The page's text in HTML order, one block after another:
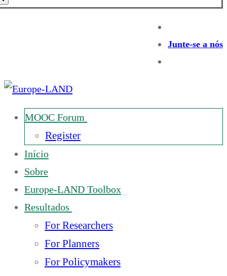
Junte-se a nós
MOOC Forum
Register
Início
Sobre
Europe-LAND Toolbox
Resultados
For Researchers
For Planners
For Policymakers